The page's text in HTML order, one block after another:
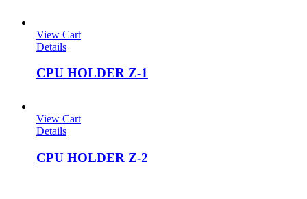
View Cart
Details
CPU HOLDER Z-1
View Cart
Details
CPU HOLDER Z-2